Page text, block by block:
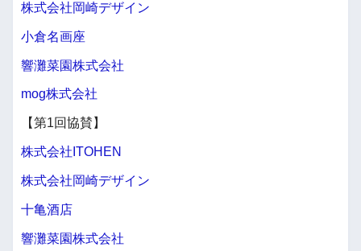
株式会社岡崎デザイン
小倉名画座
響灘菜園株式会社
mog株式会社
【第1回協賛】
株式会社ITOHEN
株式会社岡崎デザイン
十亀酒店
響灘菜園株式会社